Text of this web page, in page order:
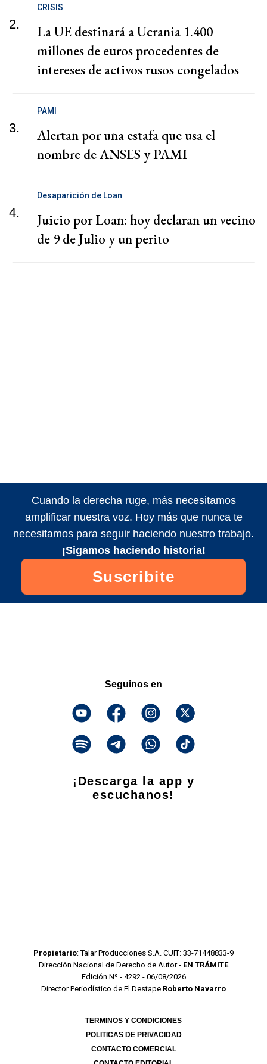
2.
CRISIS
La UE destinará a Ucrania 1.400
millones de euros procedentes de
intereses de activos rusos congelados
3.
PAMI
Alertan por una estafa que usa el
nombre de ANSES y PAMI
4.
Desaparición de Loan
Juicio por Loan: hoy declaran un vecino
de 9 de Julio y un perito
Cuando la derecha ruge, más necesitamos
amplificar nuestra voz. Hoy más que nunca te
necesitamos para seguir haciendo nuestro trabajo.
¡Sigamos haciendo historia!
Suscribite
Seguinos en
¡Descarga la app y
escuchanos!
Propietario: Talar Producciones S.A. CUIT: 33-71448833-9
Dirección Nacional de Derecho de Autor - EN TRÁMITE
Edición Nº - 4292 - 06/08/2026
Director Periodístico de El Destape Roberto Navarro
TERMINOS Y CONDICIONES
POLITICAS DE PRIVACIDAD
CONTACTO COMERCIAL